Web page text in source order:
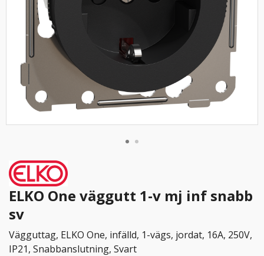
ELKO One väggutt 1-v mj inf snabb
sv
Vägguttag, ELKO One, infälld, 1-vägs, jordat, 16A, 250V,
IP21, Snabbanslutning, Svart